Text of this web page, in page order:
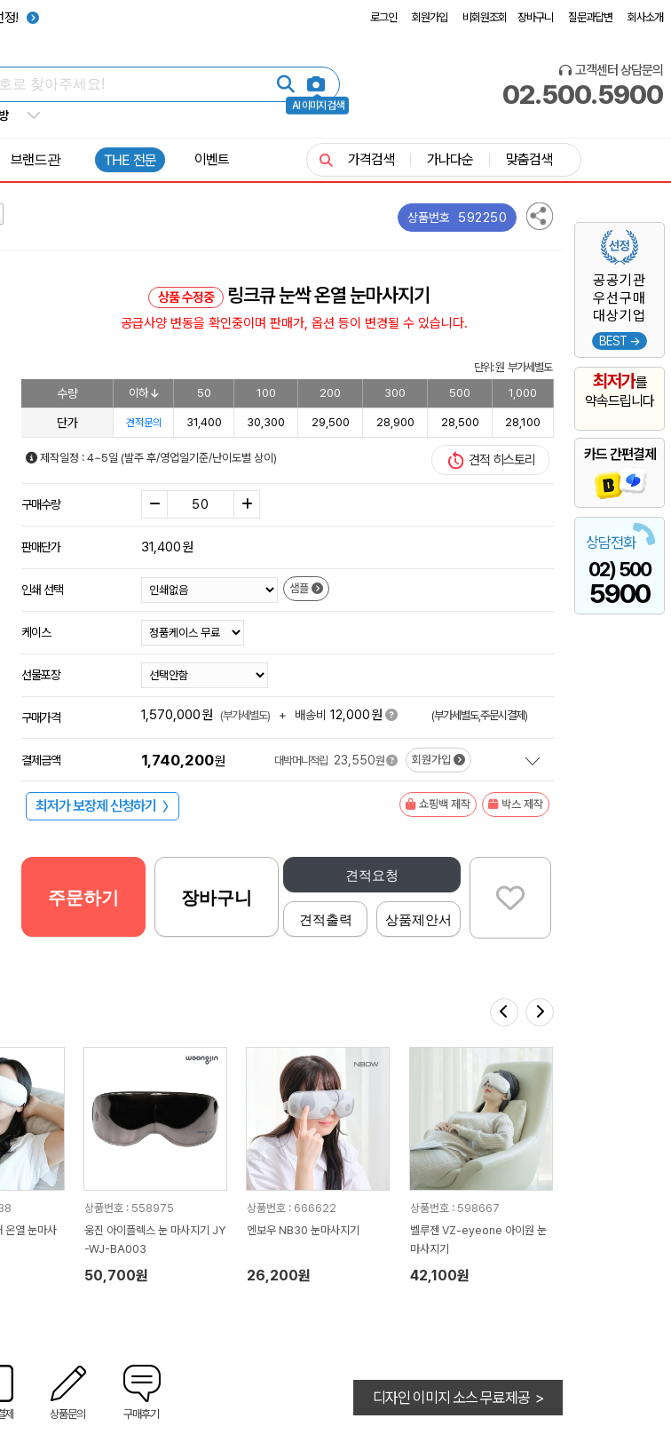
정! 로그인 회원가입 비회원조회 장바구니 질문과답변 회사소개
AI 이미지 검색
고객센터 상담문의
02.500.5900
공공기관
우선구매
대상기업
BEST →
최저가를
약속드립니다
카드 간편결제
상담전화
02) 500
5900
브랜드관 THE 전문 이벤트 가격검색 가나다순 맞춤검색
상품번호 592250
상품 수정중 링크큐 눈싹 온열 눈마사지기
공급사양 변동을 확인중이며 판매가, 옵션 등이 변경될 수 있습니다.
단위: 원 부가세별도
수량 이하 50 100 200 300 500 1,000
단가 견적문의 31,400 30,300 29,500 28,900 28,500 28,100
제작일정 : 4~5일 (발주 후/영업일기준/난이도별 상이) 견적 히스토리
구매수량
판매단가 31,400원
인쇄 선택 샘플
케이스
선물포장
구매가격 1,570,000원 (부가세별도) + 배송비 12,000원 (부가세별도,주문시결제)
결제금액 1,740,200원 대박머니적립 23,550원 회원가입
최저가 보장제 신청하기 〉 쇼핑백 제작 박스 제작
견적요청
견적출력 상품제안서
주문하기 장바구니
온열 눈마사
상품번호 : 558975
웅진 아이플렉스 눈 마사지기 JY
-WJ-BA003
50,700원
상품번호 : 666622
엔보우 NB30 눈마사지기
26,200원
상품번호 : 598667
벨루젠 VZ-eyeone 아이원 눈
마사지기
42,100원
제 상품문의 구매후기
디자인 이미지 소스 무료제공 >